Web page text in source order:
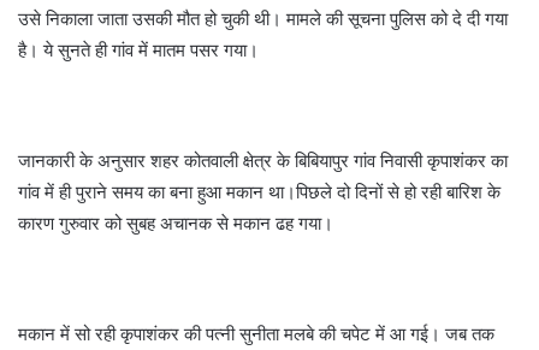
उसे निकाला जाता उसकी मौत हो चुकी थी। मामले की सूचना पुलिस को दे दी गया
है। ये सुनते ही गांव में मातम पसर गया।
जानकारी के अनुसार शहर कोतवाली क्षेत्र के बिबियापुर गांव निवासी कृपाशंकर का
गांव में ही पुराने समय का बना हुआ मकान था।पिछले दो दिनों से हो रही बारिश के
कारण गुरुवार को सुबह अचानक से मकान ढह गया।
मकान में सो रही कृपाशंकर की पत्नी सुनीता मलबे की चपेट में आ गई। जब तक